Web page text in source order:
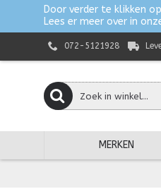
Door verder te klikken
Lees er meer over in
072-5121928
MERKEN